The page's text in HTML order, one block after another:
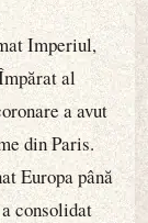
Imperiul,
al
a avut
din Paris.
Europa până
consolidat